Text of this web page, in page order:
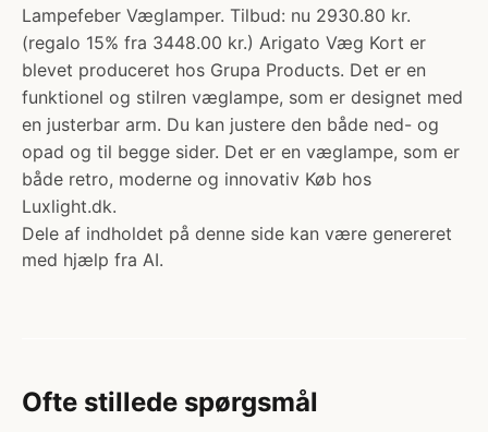
Lampefeber Væglamper. Tilbud: nu 2930.80 kr.
(regalo 15% fra 3448.00 kr.) Arigato Væg Kort er
blevet produceret hos Grupa Products. Det er en
funktionel og stilren væglampe, som er designet med
en justerbar arm. Du kan justere den både ned- og
opad og til begge sider. Det er en væglampe, som er
både retro, moderne og innovativ Køb hos
Luxlight.dk.
Dele af indholdet på denne side kan være genereret
med hjælp fra AI.
Ofte stillede spørgsmål